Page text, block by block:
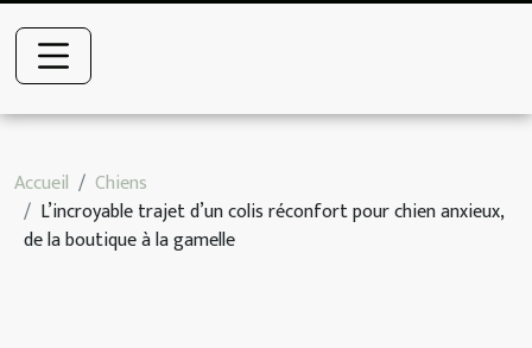
Accueil
Chiens
L’incroyable trajet d’un colis réconfort pour chien anxieux,
de la boutique à la gamelle